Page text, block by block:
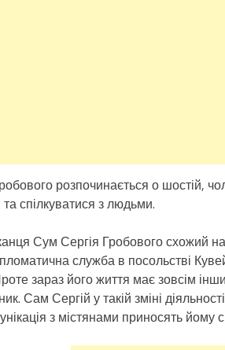
розпочинається о шостій,
спілкуватися з людьми.
Сум Сергія Гробового схожий
служба в посольстві
зараз його життя має зовсім
Сам Сергій у такій зміні
з містянами приносять йому